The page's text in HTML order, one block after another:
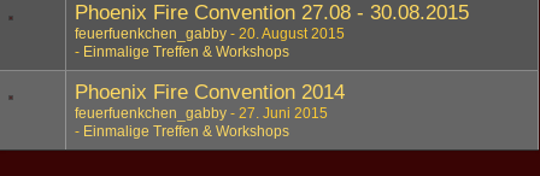
Phoenix Fire Convention 27.08 - 30.08.2015
feuerfuenkchen_gabby
20. August 2015
Einmalige Treffen & Workshops
Phoenix Fire Convention 2014
feuerfuenkchen_gabby
27. Juni 2015
Einmalige Treffen & Workshops